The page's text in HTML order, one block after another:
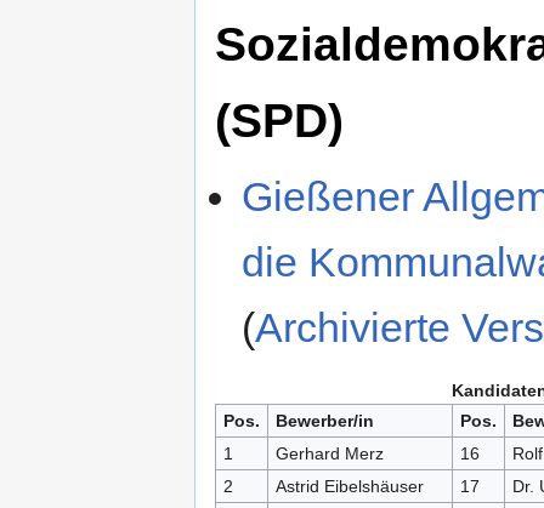
(SPD)
Gießener
die
(Archivierte
Pos.
Bewerber/in Pos.
1
Gerhard Merz 16
2
Astrid Eibelshäuser 17
Dr.